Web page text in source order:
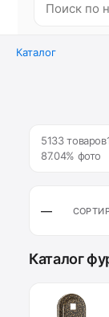
Каталог
5133 товаров
87.04% фото
—
Каталог